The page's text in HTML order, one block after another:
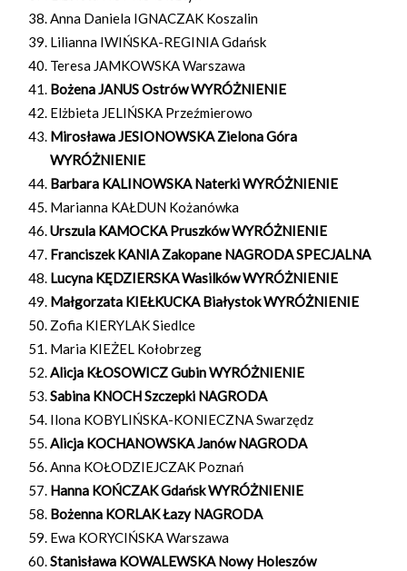
Anna Daniela IGNACZAK Koszalin
Lilianna IWIŃSKA-REGINIA Gdańsk
Teresa JAMKOWSKA Warszawa
Bożena JANUS Ostrów WYRÓŻNIENIE
Elżbieta JELIŃSKA Przeźmierowo
Mirosława JESIONOWSKA Zielona Góra
WYRÓŻNIENIE
Barbara KALINOWSKA Naterki WYRÓŻNIENIE
Marianna KAŁDUN Kożanówka
Urszula KAMOCKA Pruszków WYRÓŻNIENIE
Franciszek KANIA Zakopane NAGRODA SPECJALNA
Lucyna KĘDZIERSKA Wasilków WYRÓŻNIENIE
Małgorzata KIEŁKUCKA Białystok WYRÓŻNIENIE
Zofia KIERYLAK Siedlce
Maria KIEŻEL Kołobrzeg
Alicja KŁOSOWICZ Gubin WYRÓŻNIENIE
Sabina KNOCH Szczepki NAGRODA
Ilona KOBYLIŃSKA-KONIECZNA Swarzędz
Alicja KOCHANOWSKA Janów NAGRODA
Anna KOŁODZIEJCZAK Poznań
Hanna KOŃCZAK Gdańsk WYRÓŻNIENIE
Bożenna KORLAK Łazy NAGRODA
Ewa KORYCIŃSKA Warszawa
Stanisława KOWALEWSKA Nowy Holeszów